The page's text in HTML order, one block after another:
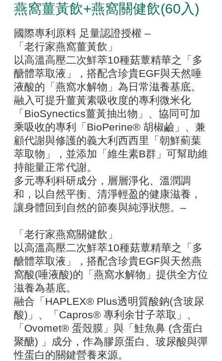
燕窩薑黃飲+燕窩關健飲(60入)
國際專利原料 足量認證授權 –
「老行家燕窩薑黃飲」
以高溫高壓二次鮮萃10種菇蕈精華之「多
醣體萃取液」，搭配含珍貴EGF與天然唾
液酸的「燕窩水解物」為日常滋養基底。
融入可提升薑黃素吸收度的專利微米化
「BioSynectics薑黃抽出物」、協同可加
乘吸收的專利「BioPerine® 胡椒鹼」、兼
顧代謝與修護的義大利西西里「朝鮮薊葉
萃取物」，並添加「維生素B群」可幫助維
持能量正常代謝。
多元專利科研成分，層層淨化、溫潤調
和，以自然平衡、清淨輕盈的健康滋養，
讓身體回到自然的節奏與純淨狀態。–
「老行家燕窩關健飲」
以高溫高壓二次鮮萃10種菇蕈精華之「多
醣體萃取液」，搭配含珍貴EGF與天然燕
窩酸(唾液酸)的「燕窩水解物」提供全方位
滋養為基底。
融合「HAPLEX® Plus透明質酸鈉(含玻尿
酸)」、「Capros® 專利余甘子萃取」、
「Ovomet® 蛋殼膜」與「鮭魚鼻 (含蛋白
聚醣) 」成分，作為膠原蛋白、玻尿酸與彈
性蛋白的關鍵營養來源。